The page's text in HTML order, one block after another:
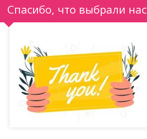
Спасибо, что выбрали нас